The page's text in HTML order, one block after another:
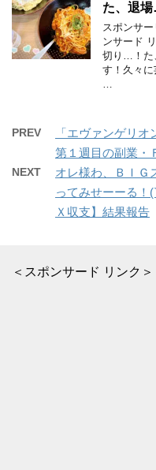
た、退
スポンサ
ンサード
切り…！た
す！久々
…
PREV
「エヴァンゲリ
第１週目の副業・
NEXT
オレ様わ、ＢＩＧ
ってみせーーる！
Ｘ収支】結果報告
＜スポンサード リンク＞